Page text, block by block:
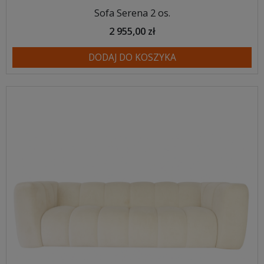
Sofa Serena 2 os.
2 955,00 zł
DODAJ DO KOSZYKA